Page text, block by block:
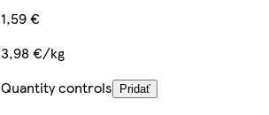
1,59 €
3,98 €/kg
Quantity controls
Pridať